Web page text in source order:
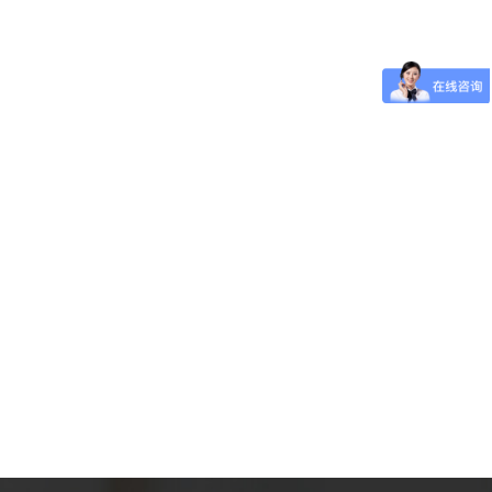
受损失的。十三、依法要求听证的权利对您作